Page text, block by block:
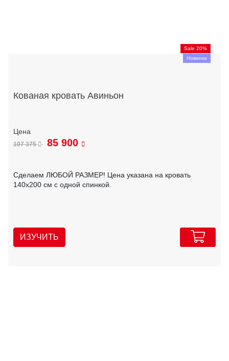
Sale 20%
Новинка
Кованая кровать Авиньон
107 375 85 900
Сделаем ЛЮБОЙ РАЗМЕР! Цена указана на кровать
140х200 см с одной спинкой.
ИЗУЧИТЬ